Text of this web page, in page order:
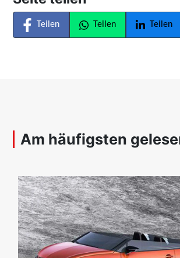
Teilen Teilen Teilen
Am häufigsten